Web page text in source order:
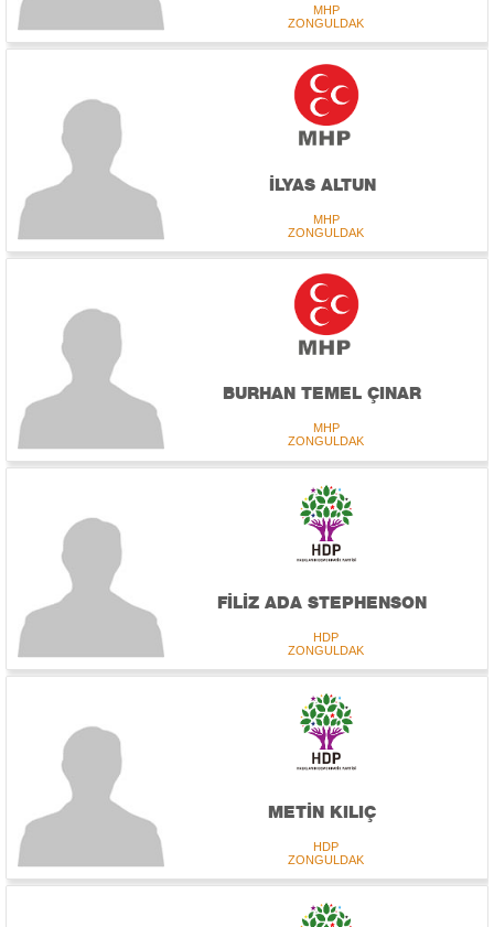
MHP
ZONGULDAK
İLYAS ALTUN
MHP
ZONGULDAK
BURHAN TEMEL ÇINAR
MHP
ZONGULDAK
FİLİZ ADA STEPHENSON
HDP
ZONGULDAK
METİN KILIÇ
HDP
ZONGULDAK